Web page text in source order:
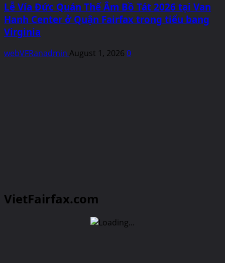
Lễ Vía Đức Quán Thế Âm Bồ Tát 2026 tại Van
Hanh Center ở Quận Fairfax trong tiểu bang
Virginia
webVFRanadmin August 1, 2026 0
VietFairfax.com